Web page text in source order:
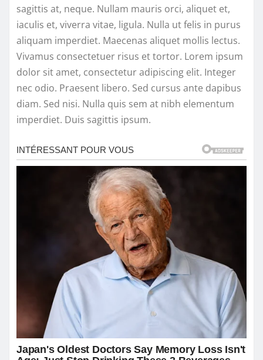
sagittis at, neque. Nullam mauris orci, aliquet et,
iaculis et, viverra vitae, ligula. Nulla ut felis in purus
aliquam imperdiet. Maecenas aliquet mollis lectus.
Vivamus consectetuer risus et tortor. Lorem ipsum
dolor sit amet, consectetur adipiscing elit. Integer
nec odio. Praesent libero. Sed cursus ante dapibus
diam. Sed nisi. Nulla quis sem at nibh elementum
imperdiet. Duis sagittis ipsum.